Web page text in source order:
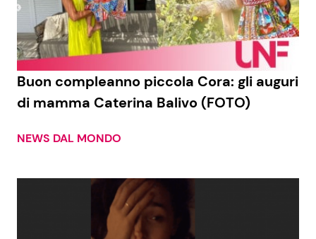
Economia
Persone Scomparse
Fiction e Serie TV
Programmi TV
Reality e Talent
ShowBiz Social News
Buon compleanno piccola Cora: gli auguri
di mamma Caterina Balivo (FOTO)
NEWS DAL MONDO